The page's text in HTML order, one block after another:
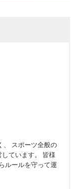
、 スポーツ全般の
ています。 皆様
ルールを守って運